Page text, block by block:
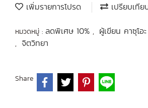
เพิ่มรายการโปรด เปรียบเทีย
หมวดหมู่ : ลดพิเศษ 10% , ผู้เขียน คาซุโอ
, จิตวิทยา
Share